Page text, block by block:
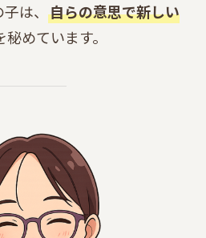
は、 自らの意思で新しい
秘めています。